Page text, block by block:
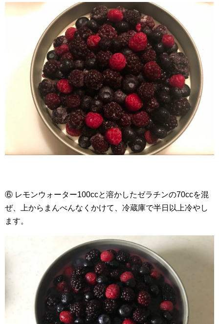
⑥ レモンウォーター100ccと溶かしたゼラチンの70ccを混
ぜ、上からまんべんなくかけて、冷蔵庫で半日以上冷やし
ます。